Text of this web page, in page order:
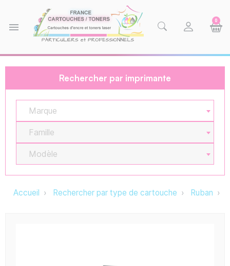
menu
0
Rechercher par imprimante
Marque
Famille
Modèle
Accueil Rechercher par type de cartouche Ruban